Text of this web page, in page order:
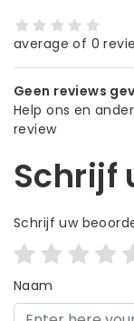
average of 0
Geen reviews
Help ons en
review
Schrijf
Schrijf uw
Naam